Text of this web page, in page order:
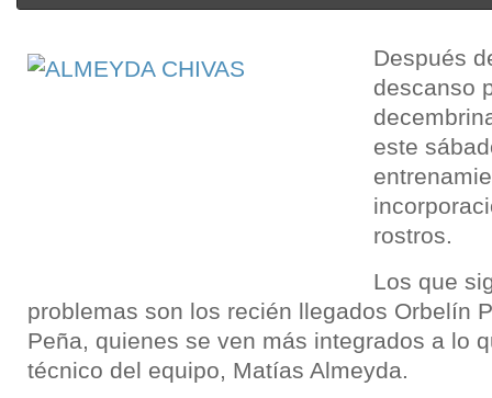
Después
descanso
este
rostros.
Los que
problemas son los recién llegados Orbelín
Peña, quienes se ven más integrados a lo
técnico del equipo, Matías Almeyda.